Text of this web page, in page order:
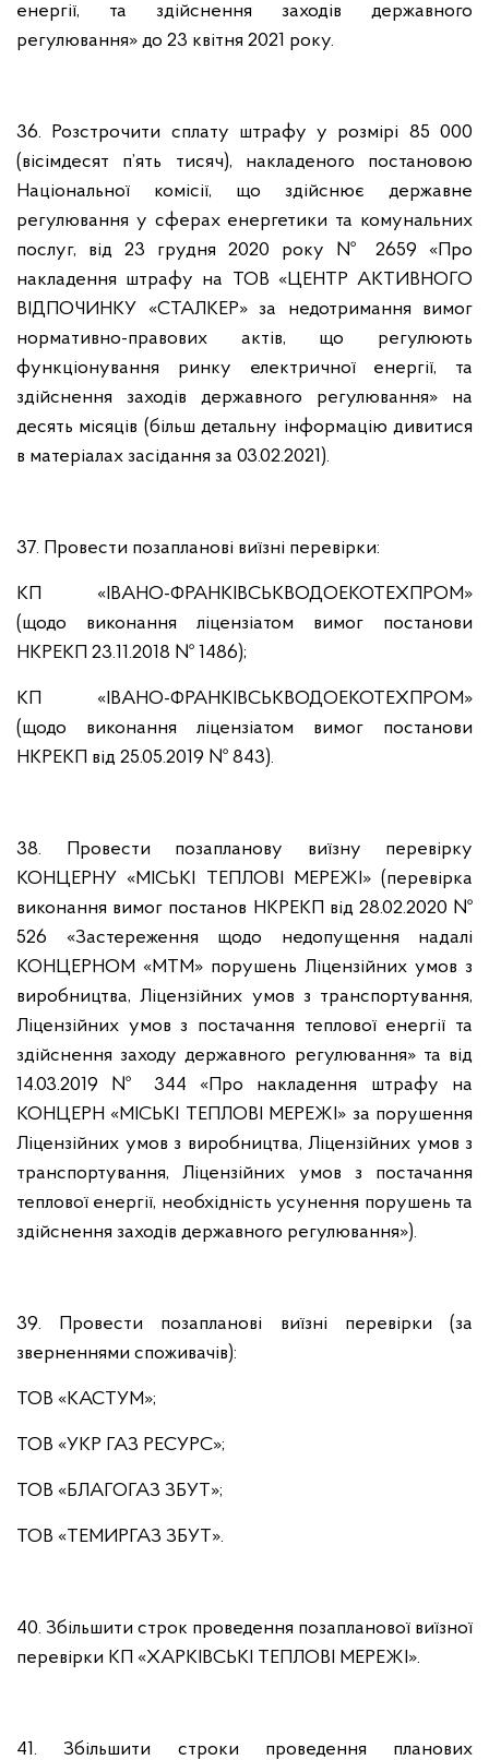
енергії, та здійснення заходів державного
регулювання» до 23 квітня 2021 року.
36. Розстрочити сплату штрафу у розмірі 85 000
(вісімдесят п’ять тисяч), накладеного постановою
Національної комісії, що здійснює державне
регулювання у сферах енергетики та комунальних
послуг, від 23 грудня 2020 року № 2659 «Про
накладення штрафу на ТОВ «ЦЕНТР АКТИВНОГО
ВІДПОЧИНКУ «СТАЛКЕР» за недотримання вимог
нормативно-правових актів, що регулюють
функціонування ринку електричної енергії, та
здійснення заходів державного регулювання» на
десять місяців (більш детальну інформацію дивитися
в матеріалах засідання за 03.02.2021).
37. Провести позапланові виїзні перевірки:
КП «ІВАНО-ФРАНКІВСЬКВОДОЕКОТЕХПРОМ»
(щодо виконання ліцензіатом вимог постанови
НКРЕКП 23.11.2018 № 1486);
КП «ІВАНО-ФРАНКІВСЬКВОДОЕКОТЕХПРОМ»
(щодо виконання ліцензіатом вимог постанови
НКРЕКП від 25.05.2019 № 843).
38. Провести позапланову виїзну перевірку
КОНЦЕРНУ «МІСЬКІ ТЕПЛОВІ МЕРЕЖІ» (перевірка
виконання вимог постанов НКРЕКП від 28.02.2020 №
526 «Застереження щодо недопущення надалі
КОНЦЕРНОМ «МТМ» порушень Ліцензійних умов з
виробництва, Ліцензійних умов з транспортування,
Ліцензійних умов з постачання теплової енергії та
здійснення заходу державного регулювання» та від
14.03.2019 № 344 «Про накладення штрафу на
КОНЦЕРН «МІСЬКІ ТЕПЛОВІ МЕРЕЖІ» за порушення
Ліцензійних умов з виробництва, Ліцензійних умов з
транспортування, Ліцензійних умов з постачання
теплової енергії, необхідність усунення порушень та
здійснення заходів державного регулювання»).
39. Провести позапланові виїзні перевірки (за
зверненнями споживачів):
ТОВ «КАСТУМ»;
ТОВ «УКР ГАЗ РЕСУРС»;
ТОВ «БЛАГОГАЗ ЗБУТ»;
ТОВ «ТЕМИРГАЗ ЗБУТ».
40. Збільшити строк проведення позапланової виїзної
перевірки КП «ХАРКІВСЬКІ ТЕПЛОВІ МЕРЕЖІ».
41. Збільшити строки проведення планових